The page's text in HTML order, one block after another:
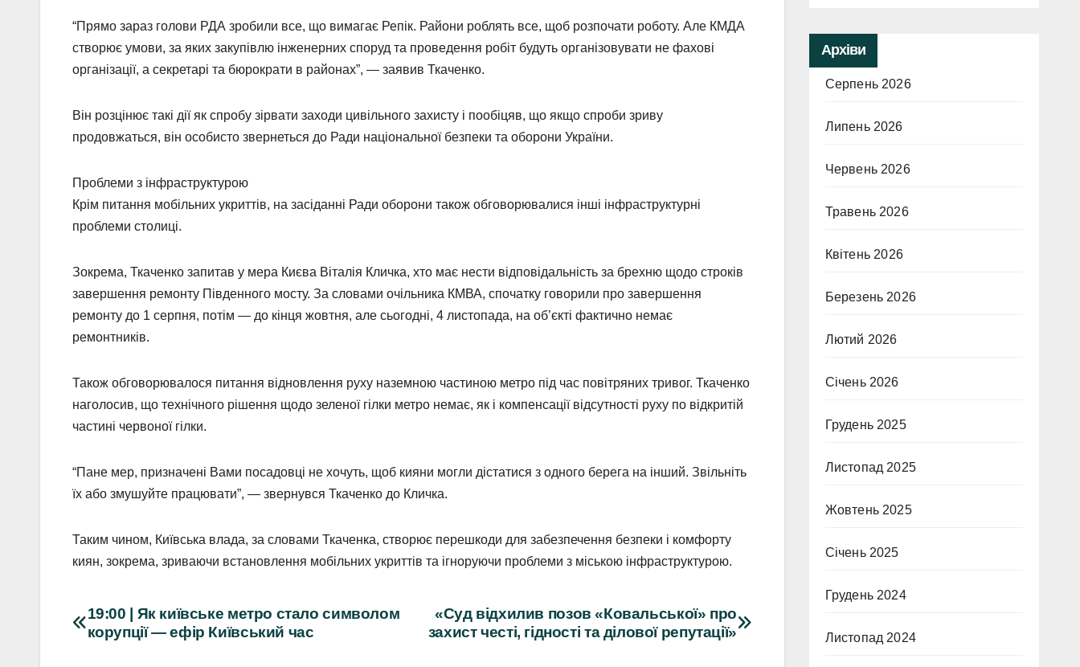
“Прямо зараз голови РДА зробили все, що вимагає Репік. Райони роблять все, щоб розпочати роботу. Але КМДА
створює умови, за яких закупівлю інженерних споруд та проведення робіт будуть організовувати не фахові
організації, а секретарі та бюрократи в районах”, — заявив Ткаченко.
Він розцінює такі дії як спробу зірвати заходи цивільного захисту і пообіцяв, що якщо спроби зриву
продовжаться, він особисто звернеться до Ради національної безпеки та оборони України.
Проблеми з інфраструктурою
Крім питання мобільних укриттів, на засіданні Ради оборони також обговорювалися інші інфраструктурні
проблеми столиці.
Зокрема, Ткаченко запитав у мера Києва Віталія Кличка, хто має нести відповідальність за брехню щодо строків
завершення ремонту Південного мосту. За словами очільника КМВА, спочатку говорили про завершення
ремонту до 1 серпня, потім — до кінця жовтня, але сьогодні, 4 листопада, на об’єкті фактично немає
ремонтників.
Також обговорювалося питання відновлення руху наземною частиною метро під час повітряних тривог. Ткаченко
наголосив, що технічного рішення щодо зеленої гілки метро немає, як і компенсації відсутності руху по відкритій
частині червоної гілки.
“Пане мер, призначені Вами посадовці не хочуть, щоб кияни могли дістатися з одного берега на інший. Звільніть
їх або змушуйте працювати”, — звернувся Ткаченко до Кличка.
Таким чином, Київська влада, за словами Ткаченка, створює перешкоди для забезпечення безпеки і комфорту
киян, зокрема, зриваючи встановлення мобільних укриттів та ігноруючи проблеми з міською інфраструктурою.
Навігація
«Суд відхилив позов «Ковальської» про
захист честі, гідності та ділової репутації»
19:00 | Як київське метро стало символом
корупції — ефір Київський час
Архіви
Серпень 2026
Липень 2026
Червень 2026
Травень 2026
Квітень 2026
Березень 2026
Лютий 2026
Січень 2026
Грудень 2025
Листопад 2025
Жовтень 2025
Січень 2025
Грудень 2024
Листопад 2024